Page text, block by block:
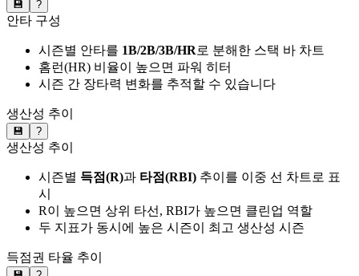
💾 ?
안타 구성
시즌별 안타를 1B/2B/3B/HR로 분해한 스택 바 차트
홈런(HR) 비율이 높으면 파워 히터
시즌 간 장타력 변화를 추적할 수 있습니다
생산성 추이
💾 ?
생산성 추이
시즌별 득점(R)과 타점(RBI) 추이를 이중 선 차트로 표
시
R이 높으면 상위 타선, RBI가 높으면 클린업 역할
두 지표가 동시에 높은 시즌이 최고 생산성 시즌
득점권 타율 추이